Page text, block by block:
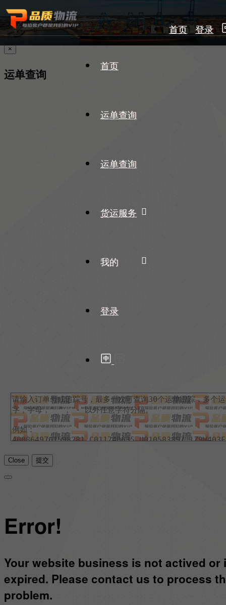
首页 登录
首页
运单查询
运单查询
货运服务
我的
登录
×
运单查询
Close 提交
Error!
Your website business is not actived or
expired. Please contact us to process
problem.